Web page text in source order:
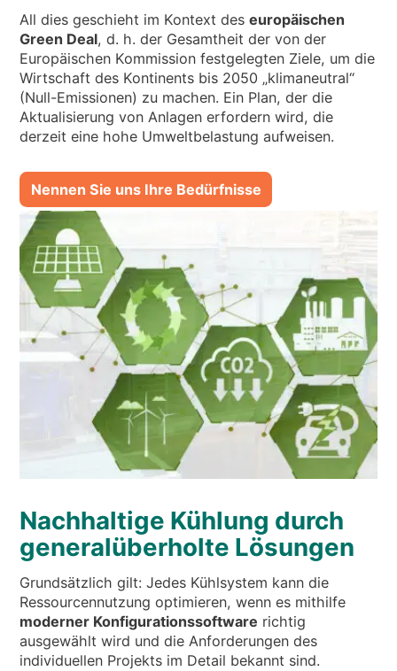
All dies geschieht im Kontext deseuropäischen
Green Deal, d. h. der Gesamtheit der von der
Europäischen Kommission festgelegten Ziele, um die
Wirtschaft des Kontinents bis 2050 „klimaneutral“
(Null-Emissionen) zu machen. Ein Plan, der die
Aktualisierung von Anlagen erfordern wird, die
derzeit eine hohe Umweltbelastung aufweisen.
Nennen Sie uns Ihre Bedürfnisse
Nachhaltige Kühlung durch
generalüberholte Lösungen
Grundsätzlich gilt: Jedes Kühlsystem kann die
Ressourcennutzung optimieren, wenn es mithilfe
moderner Konfigurationssoftware richtig
ausgewählt wird und die Anforderungen des
individuellen Projekts im Detail bekannt sind.